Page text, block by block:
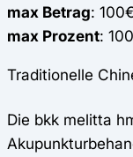
max Betrag:
max Prozent:
Traditionelle
Die bkk melitta